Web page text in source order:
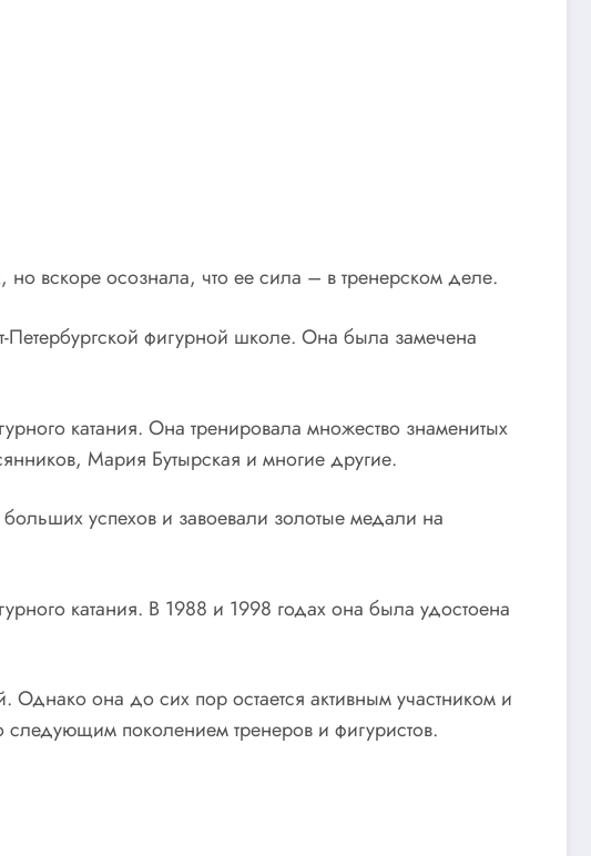
но вскоре осознала, что ее сила – в тренерском деле.
Петербургской фигурной школе. Она была замечена
катания. Она тренировала множество знаменитых
Мария Бутырская и многие другие.
успехов и завоевали золотые медали на
катания. В 1988 и 1998 годах она была удостоена
Однако она до сих пор остается активным участником и
следующим поколением тренеров и фигуристов.